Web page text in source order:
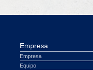
Empresa
Empresa
Equipo